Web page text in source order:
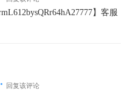
】客服
· 回复该评论